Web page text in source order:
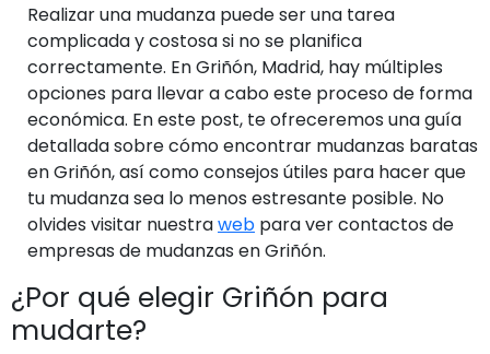
Realizar una mudanza puede ser una tarea
complicada y costosa si no se planifica
correctamente. En Griñón, Madrid, hay múltiples
opciones para llevar a cabo este proceso de forma
económica. En este post, te ofreceremos una guía
detallada sobre cómo encontrar mudanzas baratas
en Griñón, así como consejos útiles para hacer que
tu mudanza sea lo menos estresante posible. No
olvides visitar nuestraweb para ver contactos de
empresas de mudanzas en Griñón.
¿Por qué elegir Griñón para
mudarte?